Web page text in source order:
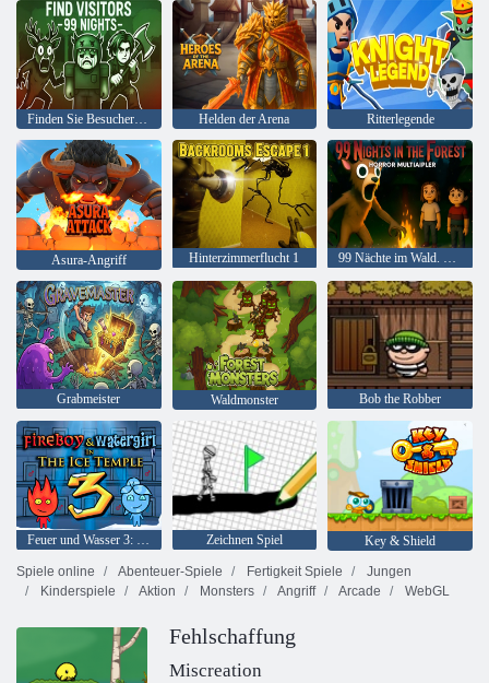
Finden Sie Besucher 99 Nächte Helden der Arena Ritterlegende
Asura-Angriff Hinterzimmerflucht 1 99 Nächte im Wald. Horror-Multiplayer
Grabmeister Waldmonster Bob the Robber
Feuer und Wasser 3: Der Eistempel Zeichnen Spiel
Key & Shield
Spiele online
Abenteuer-Spiele Fertigkeit Spiele
Jungen
Kinderspiele
Aktion Monsters Angriff Arcade WebGL
Fehlschaffung
Miscreation